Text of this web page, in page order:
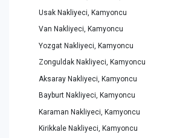
Usak Nakliyeci, Kamyoncu
Van Nakliyeci, Kamyoncu
Yozgat Nakliyeci, Kamyoncu
Zonguldak Nakliyeci, Kamyoncu
Aksaray Nakliyeci, Kamyoncu
Bayburt Nakliyeci, Kamyoncu
Karaman Nakliyeci, Kamyoncu
Kirikkale Nakliyeci, Kamyoncu